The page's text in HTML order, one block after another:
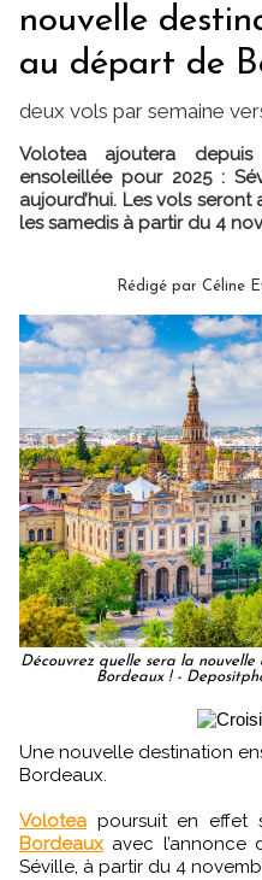
nouvelle
au départ de
deux vols par semaine
Volotea ajoutera
ensoleillée pour 2025 :
aujourd’hui. Les vols
les samedis à partir du 4
Rédigé par Céline
Découvrez quelle sera la
Bordeaux ! -
Une nouvelle destination ensoleillée s'ajoute au départ de
Bordeaux.
Volotea poursuit en
Bordeaux avec l’annonce
Séville, à partir du 4